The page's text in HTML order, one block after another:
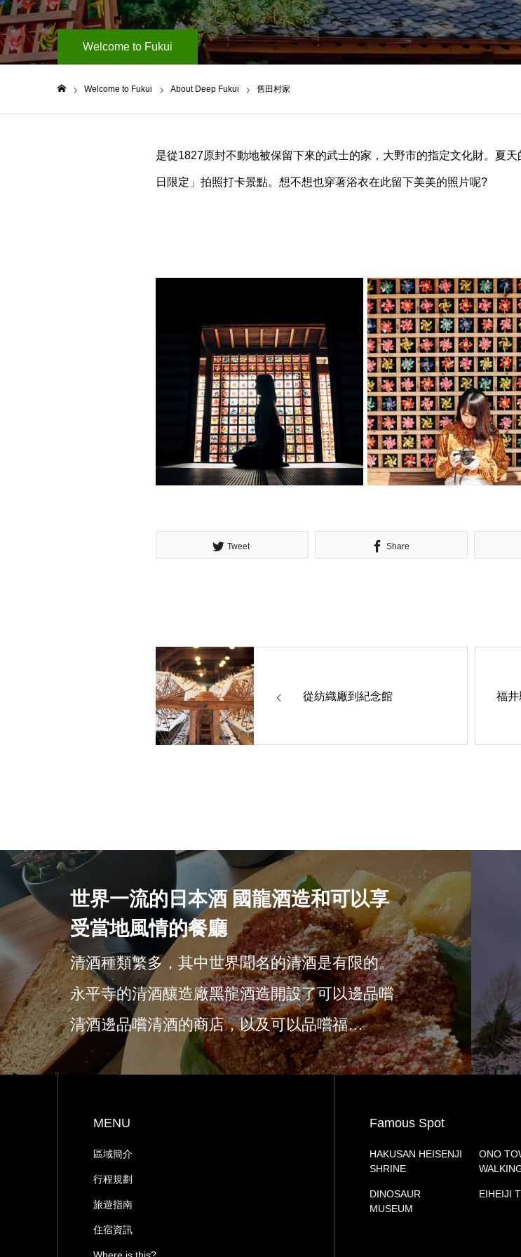
Welcome to Fukui
Welcome to Fukui About Deep Fukui 舊田村家
是從1827原封不動地被保留下來的武士的家，大野市的指定文化財。夏
日限定」拍照打卡景點。想不想也穿著浴衣在此留下美美的照片呢?
Tweet Share
從紡織廠到紀念館 福
世界一流的日本酒 國龍酒造和可以享
受當地風情的餐廳
清酒種類繁多，其中世界聞名的清酒是有限的。
永平寺的清酒釀造廠黑龍酒造開設了可以邊品嚐
清酒邊品嚐清酒的商店，以及可以品嚐福…
MENU
區域簡介
行程規劃
旅遊指南
住宿資訊
Famous Spot
HAKUSAN HEISENJI
SHRINE
ONO
DINOSAUR
MUSEUM
EIHEIJI